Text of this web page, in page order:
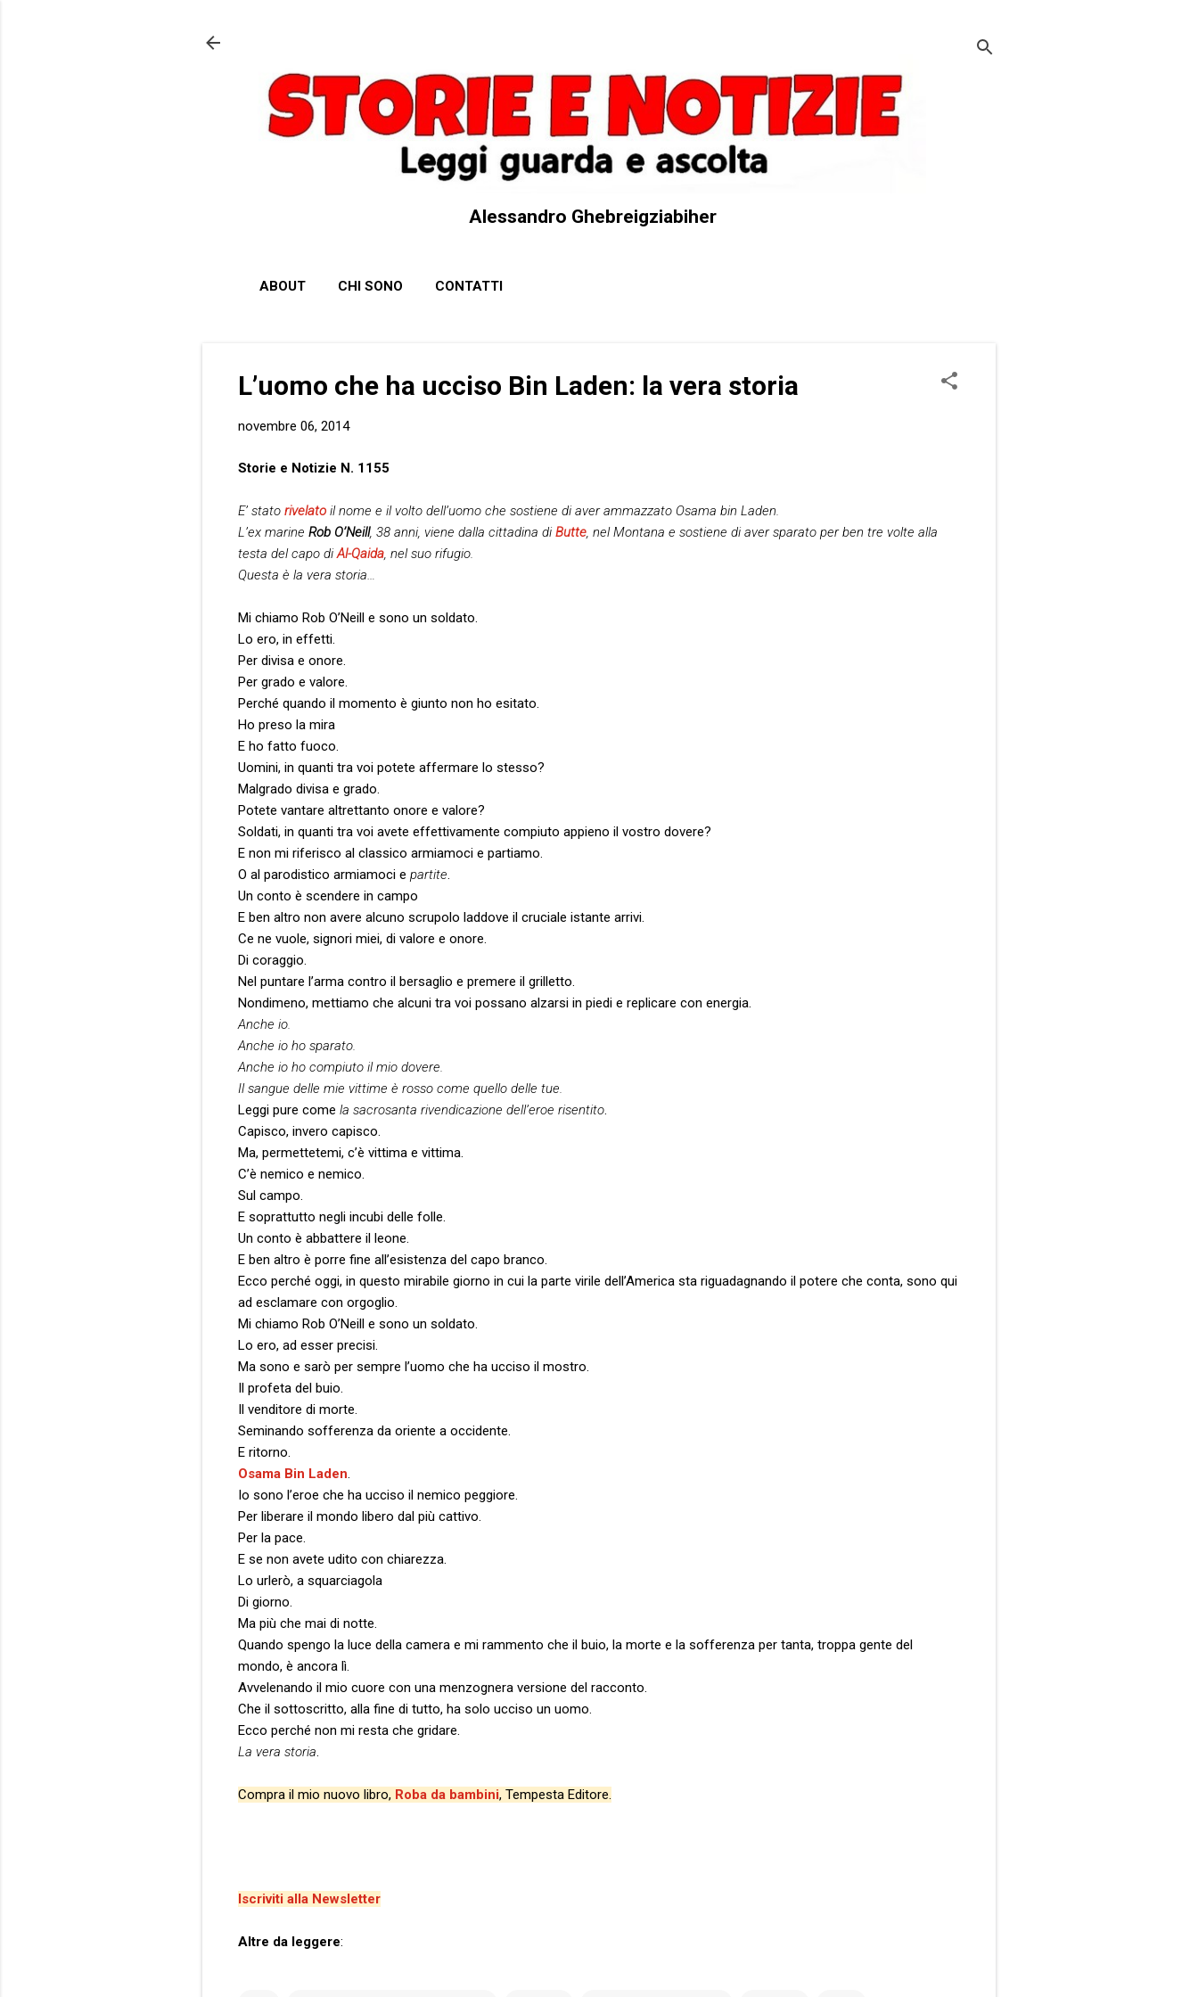
Alessandro Ghebreigziabiher
ABOUT CHI SONO CONTATTI
L’uomo che ha ucciso Bin Laden: la vera storia
novembre 06, 2014
Storie e Notizie N. 1155
E’ stato rivelato il nome e il volto dell’uomo che sostiene di aver ammazzato Osama bin Laden.
L’ex marine Rob O’Neill, 38 anni, viene dalla cittadina di Butte, nel Montana e sostiene di aver sparato per ben tre volte alla
testa del capo diAl-Qaida, nel suo rifugio.
Questa è la vera storia…
Mi chiamo Rob O’Neill e sono un soldato.
Lo ero, in effetti.
Per divisa e onore.
Per grado e valore.
Perché quando il momento è giunto non ho esitato.
Ho preso la mira
E ho fatto fuoco.
Uomini, in quanti tra voi potete affermare lo stesso?
Malgrado divisa e grado.
Potete vantare altrettanto onore e valore?
Soldati, in quanti tra voi avete effettivamente compiuto appieno il vostro dovere?
E non mi riferisco al classico armiamoci e partiamo.
O al parodistico armiamoci e partite.
Un conto è scendere in campo
E ben altro non avere alcuno scrupolo laddove il cruciale istante arrivi.
Ce ne vuole, signori miei, di valore e onore.
Di coraggio.
Nel puntare l’arma contro il bersaglio e premere il grilletto.
Nondimeno, mettiamo che alcuni tra voi possano alzarsi in piedi e replicare con energia.
Anche io.
Anche io ho sparato.
Anche io ho compiuto il mio dovere.
Il sangue delle mie vittime è rosso come quello delle tue.
Leggi pure come la sacrosanta rivendicazione dell’eroe risentito.
Capisco, invero capisco.
Ma, permettetemi, c’è vittima e vittima.
C’è nemico e nemico.
Sul campo.
E soprattutto negli incubi delle folle.
Un conto è abbattere il leone.
E ben altro è porre fine all’esistenza del capo branco.
Ecco perché oggi, in questo mirabile giorno in cui la parte virile dell’America sta riguadagnando il potere che conta, sono qui
ad esclamare con orgoglio.
Mi chiamo Rob O’Neill e sono un soldato.
Lo ero, ad esser precisi.
Ma sono e sarò per sempre l’uomo che ha ucciso il mostro.
Il profeta del buio.
Il venditore di morte.
Seminando sofferenza da oriente a occidente.
E ritorno.
Osama Bin Laden.
Io sono l’eroe che ha ucciso il nemico peggiore.
Per liberare il mondo libero dal più cattivo.
Per la pace.
E se non avete udito con chiarezza.
Lo urlerò, a squarciagola
Di giorno.
Ma più che mai di notte.
Quando spengo la luce della camera e mi rammento che il buio, la morte e la sofferenza per tanta, troppa gente del
mondo, è ancora lì.
Avvelenando il mio cuore con una menzognera versione del racconto.
Che il sottoscritto, alla fine di tutto, ha solo ucciso un uomo.
Ecco perché non mi resta che gridare.
La vera storia.
Compra il mio nuovo libro, Roba da bambini, Tempesta Editore.
Iscriviti alla Newsletter
Altre da leggere: